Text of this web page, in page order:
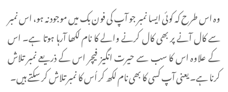
وہ اس طرح کہ کوئی ایسا نمبر جو آپ کی فون بک میں موجود نہ ہو، اس نمبر
سے کال آنے پر بھی کال کرنے والے کا نام لکھا آرہا ہوتا ہے۔ اس
کے علاوہ اس کا سب سے حیرت انگیز فیچر اس کے ذریعے نمبر تلاش
کرنا ہے۔ یعنی آپ کسی کا بھی نام لکھ کر اُس کا نمبر تلاش کر سکتے ہیں۔